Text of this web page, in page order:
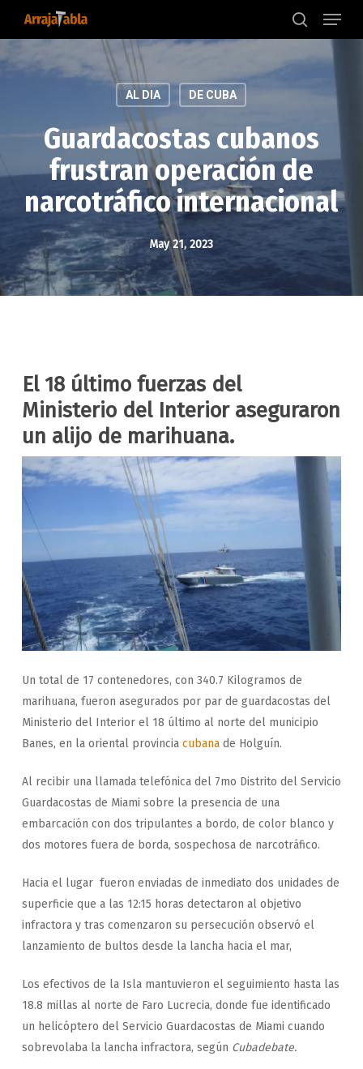
content
search
Menu
AL DIA DE CUBA
Guardacostas cubanos
frustran operación de
narcotráfico internacional
May 21, 2023
El 18 último fuerzas del
Ministerio del Interior aseguraron
un alijo de marihuana.
Un total de 17 contenedores, con 340.7 Kilogramos de
marihuana, fueron asegurados por par de guardacostas del
Ministerio del Interior el 18 último al norte del municipio
Banes, en la oriental provincia cubanade Holguín.
Al recibir una llamada telefónica del 7mo Distrito del Servicio
Guardacostas de Miami sobre la presencia de una
embarcación con dos tripulantes a bordo, de color blanco y
dos motores fuera de borda, sospechosa de narcotráfico.
Hacia el lugar fueron enviadas de inmediato dos unidades de
superficie que a las 12:15 horas detectaron al objetivo
infractora y tras comenzaron su persecución observó el
lanzamiento de bultos desde la lancha hacia el mar,
Los efectivos de la Isla mantuvieron el seguimiento hasta las
18.8 millas al norte de Faro Lucrecia, donde fue identificado
un helicóptero del Servicio Guardacostas de Miami cuando
sobrevolaba la lancha infractora, según Cubadebate.